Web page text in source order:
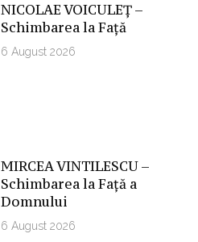
NICOLAE VOICULEȚ –
Schimbarea la Față
6 August 2026
MIRCEA VINTILESCU –
Schimbarea la Față a
Domnului
6 August 2026